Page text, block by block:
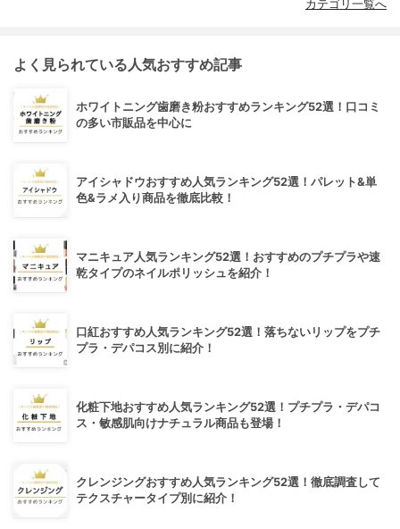
カテゴリ一覧へ
よく見られている人気おすすめ記事
ホワイトニング歯磨き粉おすすめランキング52選！口コミ
の多い市販品を中心に
アイシャドウおすすめ人気ランキング52選！パレット&単
色&ラメ入り商品を徹底比較！
マニキュア人気ランキング52選！おすすめのプチプラや速
乾タイプのネイルポリッシュを紹介！
口紅おすすめ人気ランキング52選！落ちないリップをプチ
プラ・デパコス別に紹介！
化粧下地おすすめ人気ランキング52選！プチプラ・デパコ
ス・敏感肌向けナチュラル商品も登場！
クレンジングおすすめ人気ランキング52選！徹底調査して
テクスチャータイプ別に紹介！